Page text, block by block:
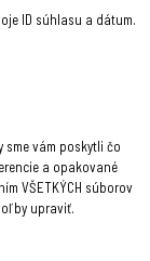
ID súhlasu a dátum.
sme vám poskytli čo
a opakované
VŠETKÝCH súborov
upraviť.